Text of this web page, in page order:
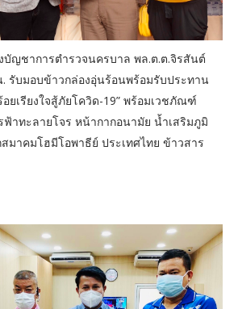
บัญชาการตำรวจนครบาล พล.ต.ต.จิรสันต์
. รับมอบข้าวกล่องอุ่นร้อนพร้อมรับประทาน
ยเรียงใจสู้ภัยโควิด-19” พร้อมเวชภัณฑ์
าทะลายโจร หน้ากากอนามัย น้ำเสริมภูมิ
มาคมโฮมีโอพาธีย์ ประเทศไทย ข้าวสาร